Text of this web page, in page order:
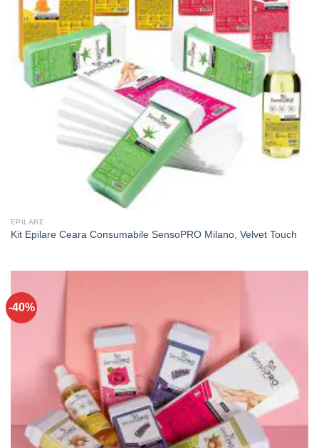
EPILARE
Kit Epilare Ceara Consumabile SensoPRO Milano, Velvet Touch
-40%